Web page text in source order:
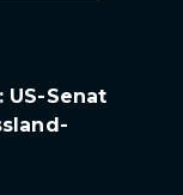
US-Senat